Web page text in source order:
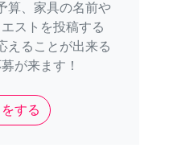
算、家具の名前や
ストを投稿する
えることが出来る
が来ます！
する